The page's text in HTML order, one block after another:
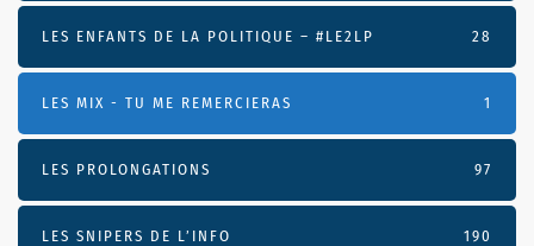
LES ENFANTS DE LA POLITIQUE – #LE2LP 28
LES MIX - TU ME REMERCIERAS 1
LES PROLONGATIONS 97
LES SNIPERS DE L’INFO 190